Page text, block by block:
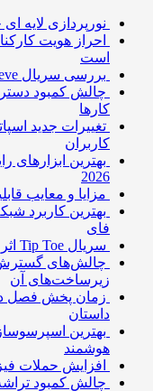
نورپردازی لایه ای
احراز هویت
بررسی سریال Alice and Steve در Hulu با بازی نیکولا واکر
چالش کمبود
کارها
تغییرات جدید
کاربران
بهترین ابزارهای
مزایا و معایب
بهترین کاربرد شبکه
سریال Tip Toe اثر راسل تی دیویس در شبکه Channel 4
چالش‌های گسترش
زیرساخت‌های آن
داستان
بهترین اسپرسوساز
هوشمند
افزایش حملات
چالش کمبود تراشه